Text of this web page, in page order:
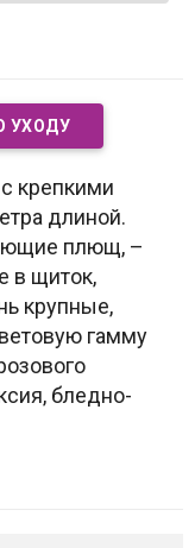
УХОДУ
крепкими
длиной.
плющ, –
в щиток,
крупные,
гамму
бледно-